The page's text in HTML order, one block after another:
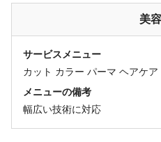
美
サービスメニュー
カット カラー パーマ ヘアケア
メニューの備考
幅広い技術に対応